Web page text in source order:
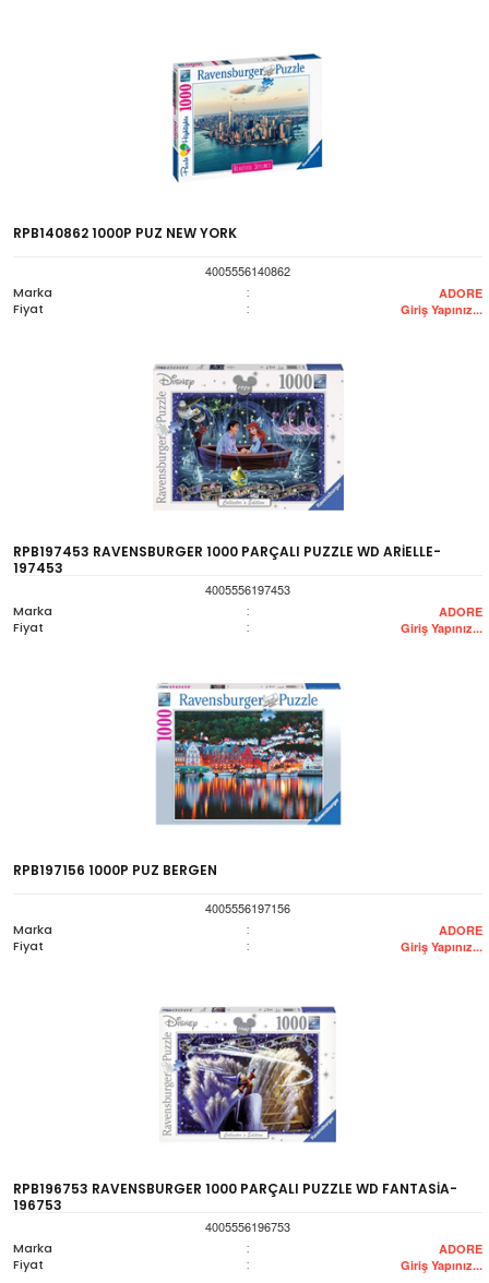
RPB140862 1000P PUZ NEW YORK
4005556140862
Marka
: ADORE
Fiyat : Giriş Yapınız...
RPB197453 RAVENSBURGER 1000 PARÇALI PUZZLE WD ARİELLE-
197453
4005556197453
Marka
: ADORE
Fiyat : Giriş Yapınız...
RPB197156 1000P PUZ BERGEN
4005556197156
Marka
: ADORE
Fiyat : Giriş Yapınız...
RPB196753 RAVENSBURGER 1000 PARÇALI PUZZLE WD FANTASİA-
196753
4005556196753
Marka
: ADORE
Fiyat : Giriş Yapınız...